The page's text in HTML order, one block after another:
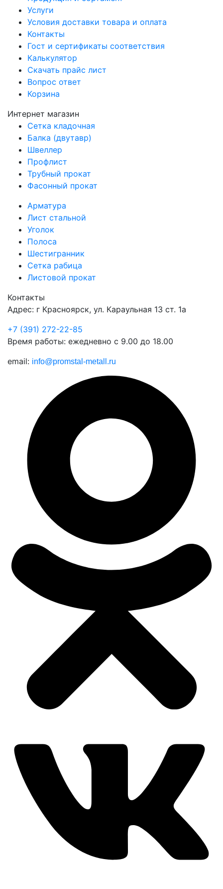
Услуги
Условия доставки товара и оплата
Контакты
Гост и сертификаты соответствия
Калькулятор
Скачать прайс лист
Вопрос ответ
Корзина
Интернет магазин
Сетка кладочная
Балка (двутавр)
Швеллер
Профлист
Трубный прокат
Фасонный прокат
Арматура
Лист стальной
Уголок
Полоса
Шестигранник
Сетка рабица
Листовой прокат
Контакты
Адрес: г Красноярск, ул. Караульная 13 ст. 1а
+7 (391) 272-22-85
Время работы: ежедневно с 9.00 до 18.00
email: info@promstal-metall.ru